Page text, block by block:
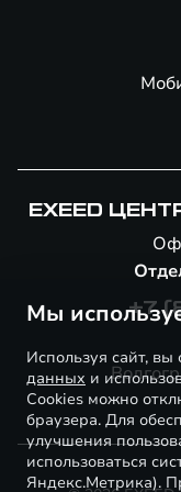
EXEED
+7
Мы
Используя сайт, вы
данных и
Cookies можно
браузера. Для
улучшения
использоваться
Яндекс.Метрика).